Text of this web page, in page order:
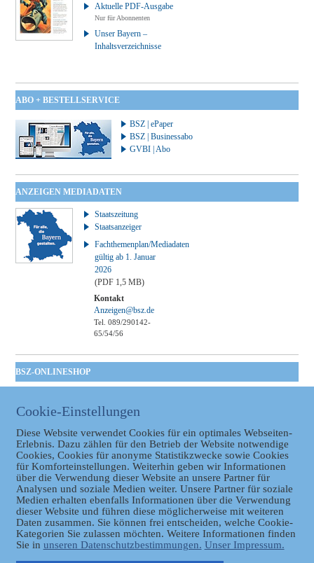
Aktuelle PDF-Ausgabe
Nur für Abonnenten
Unser Bayern –
Inhaltsverzeichnisse
ABO + BESTELLSERVICE
BSZ | ePaper
BSZ | Businessabo
GVBI | Abo
ANZEIGEN MEDIADATEN
Staatszeitung
Staatsanzeiger
Fachthemenplan/Mediadaten
gültig ab 1. Januar
2026
(PDF 1,5 MB)
Kontakt
Anzeigen@bsz.de
Tel. 089/290142-
65/54/56
BSZ-ONLINESHOP
Taschenbuch
GVBl | Einbanddecke
Datenschutz
Cookie-Einstellungen
Diese Website verwendet Cookies für ein optimales Webseiten-
Erlebnis. Dazu zählen für den Betrieb der Website notwendige
Cookies, Cookies für anonyme Statistikzwecke sowie Cookies
für Komforteinstellungen. Weiterhin geben wir Informationen
über die Verwendung dieser Website an unsere Partner für
Analysen und soziale Medien weiter. Unsere Partner für soziale
Medien erhalten ebenfalls Informationen über die Verwendung
dieser Website und führen diese möglicherweise mit weiteren
Daten zusammen. Sie können frei entscheiden, welche Cookie-
Kategorien Sie zulassen möchten. Weitere Informationen finden
Sie in unseren Datenschutzbestimmungen. Unser Impressum.